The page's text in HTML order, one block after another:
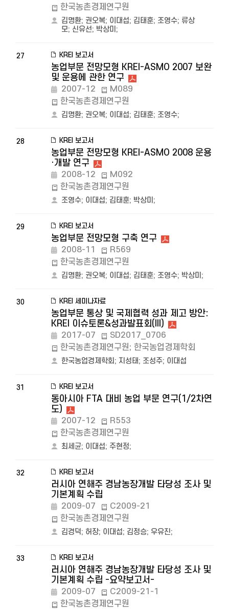
한국농촌경제연구원
김명환; 권오복; 이대섭; 김태훈; 조영수; 류상
모; 신유선; 박상미 ;
27 KREI 보고서
농업부문 전망모형 KREI-ASMO 2007 보완
및 운용에 관한 연구
2007-12
M089
한국농촌경제연구원
김명환; 권오복; 이대섭; 김태훈; 조영수;
28 KREI 보고서
농업부문 전망모형 KREI-ASMO 2008 운용
·개발 연구
2008-12
M092
한국농촌경제연구원
조영수; 이대섭; 김태훈; 박상미 ;
29 KREI 보고서
농업부문 전망모형 구축 연구
2008-11
R569
한국농촌경제연구원
김명환; 권오복; 이대섭; 김태훈; 조영수; 박상미 ;
30 KREI 세미나자료
농업부문 통상 및 국제협력 성과 제고 방안:
KREI 이슈토론&성과발표회(III)
2017-07
SD2017_0706
한국농촌경제연구원; 한국농업경제학회
한국농업경제학회 ; 지성태; 조성주; 이대섭
31 KREI 보고서
동아시아 FTA 대비 농업 부문 연구(1/2차연
도)
2007-12
R553
한국농촌경제연구원
최세균; 이대섭; 주현정;
32 KREI 보고서
러시아 연해주 경남농장개발 타당성 조사 및
기본계획 수립
2009-07
C2009-21
한국농촌경제연구원
김경덕; 허장; 이대섭; 김정승; 우유진;
33 KREI 보고서
러시아 연해주 경남농장개발 타당성 조사 및
기본계획 수립 -요약보고서-
2009-07
C2009-21-1
한국농촌경제연구원